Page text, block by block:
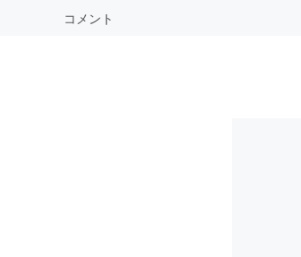
コメント